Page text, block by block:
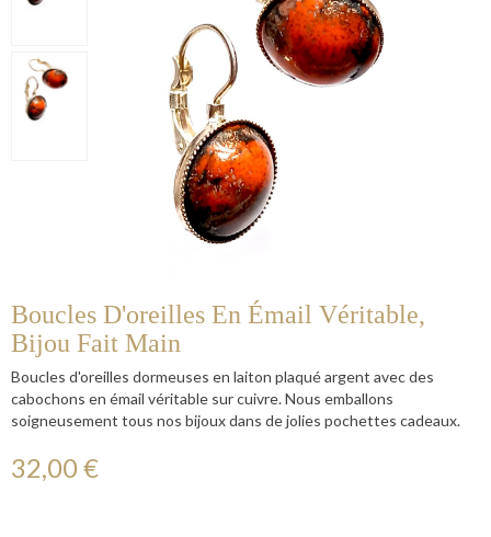
Boucles D'oreilles En Émail Véritable,
Bijou Fait Main
Boucles d'oreilles dormeuses en laiton plaqué argent avec des
cabochons en émail véritable sur cuivre. Nous emballons
soigneusement tous nos bijoux dans de jolies pochettes cadeaux.
32,00 €